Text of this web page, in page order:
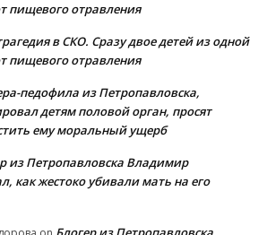
пищевого отравления
в СКО. Сразу двое детей из одной
пищевого отравления
педофила из Петропавловска,
детям половой орган, просят
ему моральный ущерб
из Петропавловска Владимир
как жестоко убивали мать на его